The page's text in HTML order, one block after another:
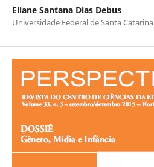
Eliane Santana Dias Debus
Universidade Federal de Santa Catarina